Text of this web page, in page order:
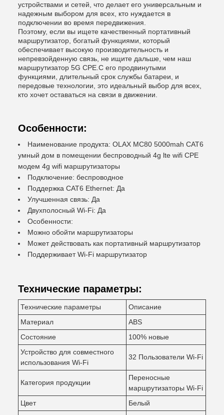
устройствами и сетей, что делает его универсальным и
надежным выбором для всех, кто нуждается в
подключении во время передвижения.
Поэтому, если вы ищете качественный портативный
маршрутизатор, богатый функциями, который
обеспечивает высокую производительность и
непревзойденную связь, не ищите дальше, чем наш
маршрутизатор 5G CPE.С его продвинутыми
функциями, длительный срок службы батареи, и
передовые технологии, это идеальный выбор для всех,
кто хочет оставаться на связи в движении.
Особенности:
Наименование продукта: OLAX MC80 5000mah CAT6
умный дом в помещении беспроводный 4g lte wifi CPE
модем 4g wifi маршрутизаторы
Подключение: беспроводное
Поддержка CAT6 Ethernet: Да
Улучшенная связь: Да
Двухполосный Wi-Fi: Да
Особенности:
Можно обойти маршрутизаторы
Может действовать как портативный маршрутизатор
Поддерживает Wi-Fi маршрутизатор
Технические параметры:
Технические параметры
Описание
Материал
ABS
Состояние
100% новые
Устройство для совместного
использования Wi-Fi
32 Пользователи Wi-Fi
Категория продукции
Переносные
маршрутизаторы Wi-Fi
Цвет
Белый